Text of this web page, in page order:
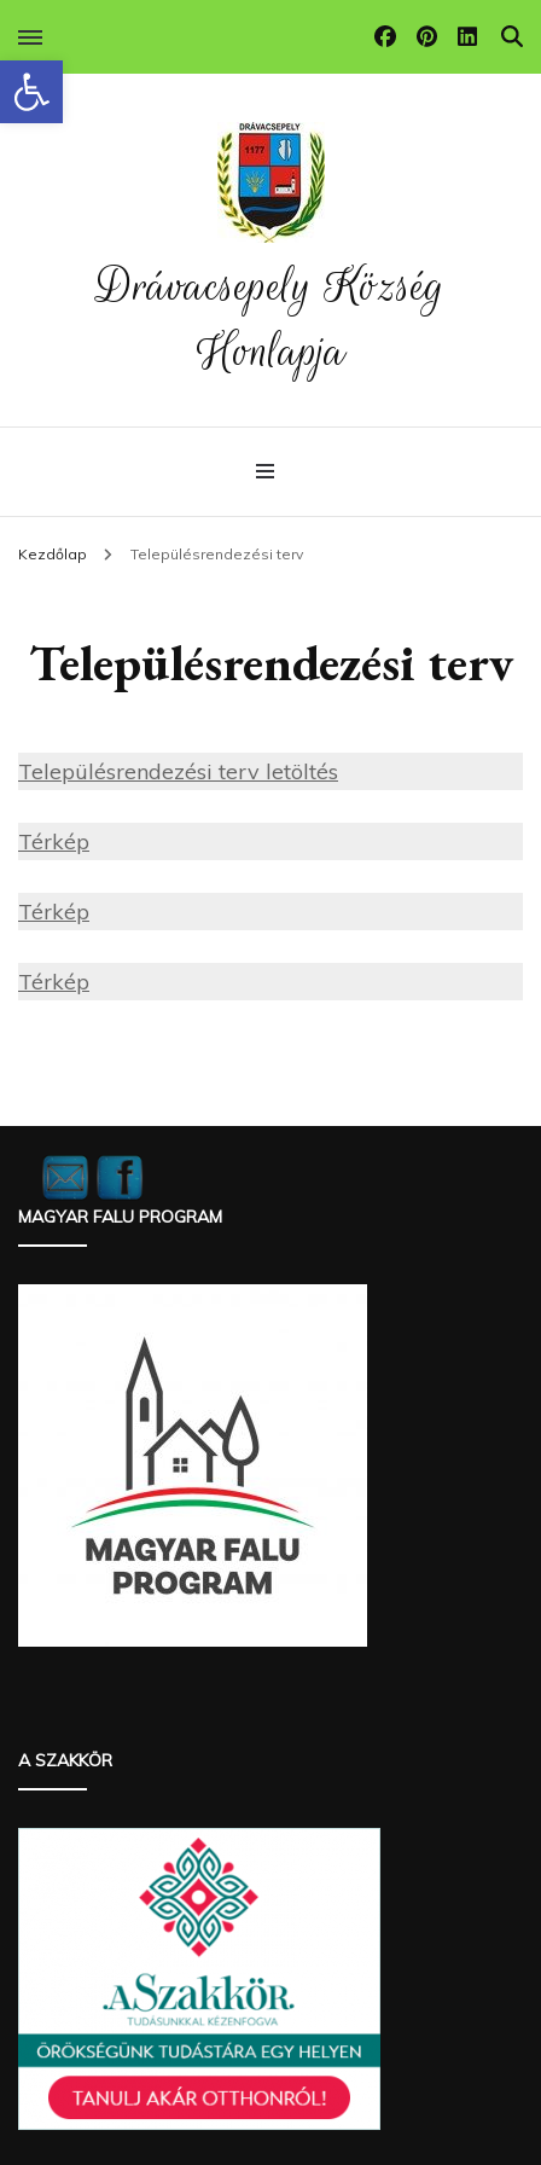
Eszköztár megnyitása
Drávacsepely Község
Honlapja
Kezdőlap Településrendezési terv
Településrendezési terv
Településrendezési terv letöltés
Térkép
Térkép
Térkép
MAGYAR FALU PROGRAM
A SZAKKÖR